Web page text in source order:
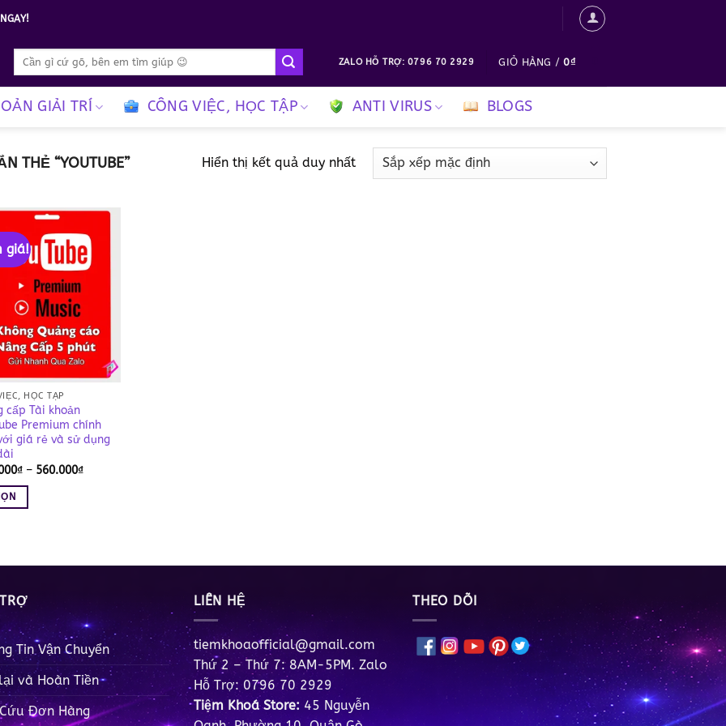
Tìm
ZALO HỖ TRỢ: 0796 70 2929 GIỎ HÀNG /0₫
GIẢI TRÍ CÔNG VIỆC, HỌC TẬP ANTI VIRUS BLOGS
THẺ “YOUTUBE” Hiển thị kết quả duy nhất
giá!
Add to
wishlist
HỌC TẬP
cấp Tài khoản
Premium chính
giá rẻ và sử dụng
₫ – 560.000₫Khoảng
Tin Vận Chuyển
và Hoàn Tiền
Đơn Hàng
LIÊN HỆ
tiemkhoaofficial@gmail.com
Thứ 2 – Thứ 7: 8AM-5PM. Zalo
Hỗ Trợ: 0796 70 2929
Tiệm Khoá Store: 45 Nguyễn
THEO DÕI